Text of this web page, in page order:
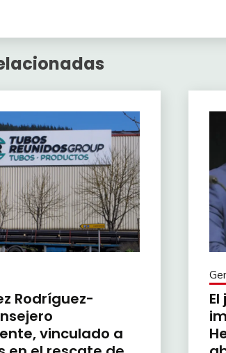
Rodríguez-
vinculado a